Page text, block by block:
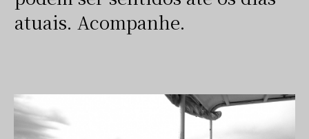
atuais. Acompanhe.